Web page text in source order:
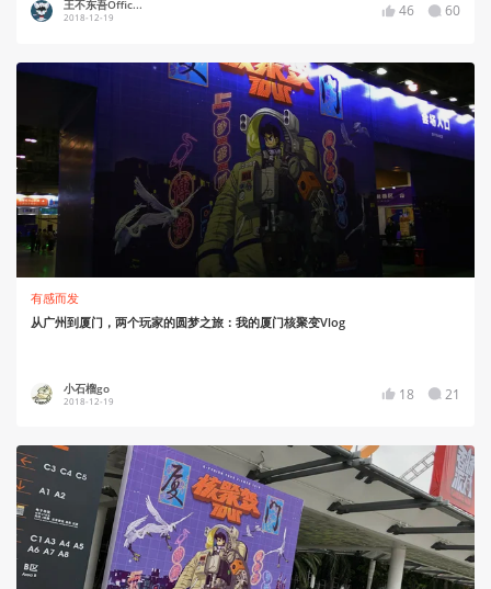
王不东吾Offic...
2018-12-19 46 60
有感而发
从广州到厦门，两个玩家的圆梦之旅：我的厦门核聚变Vlog
小石榴go
2018-12-19 18 21